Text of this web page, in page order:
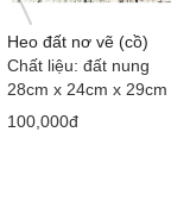
(cồ)
29cm